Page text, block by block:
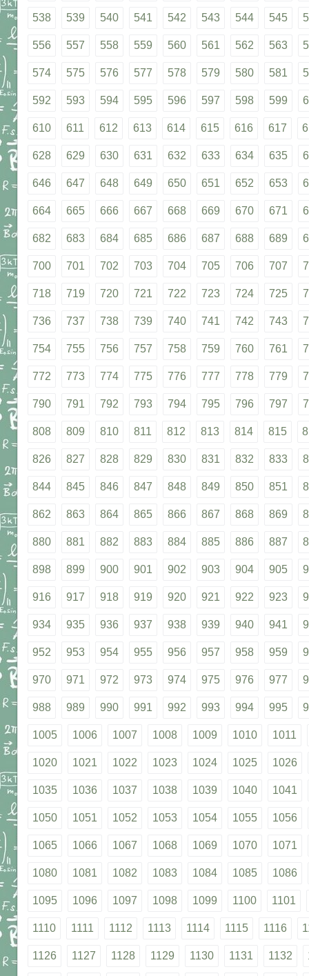
538 539 540 541 542 543 544 545
556 557 558 559 560 561 562 563
574 575 576 577 578 579 580 581
592 593 594 595 596 597 598 599
610 611 612 613 614 615 616 617
628 629 630 631 632 633 634 635
646 647 648 649 650 651 652 653
664 665 666 667 668 669 670 671
682 683 684 685 686 687 688 689
700 701 702 703 704 705 706 707
718 719 720 721 722 723 724 725
736 737 738 739 740 741 742 743
754 755 756 757 758 759 760 761
772 773 774 775 776 777 778 779
790 791 792 793 794 795 796 797
808 809 810 811 812 813 814 815
826 827 828 829 830 831 832 833
844 845 846 847 848 849 850 851
862 863 864 865 866 867 868 869
880 881 882 883 884 885 886 887
898 899 900 901 902 903 904 905
916 917 918 919 920 921 922 923
934 935 936 937 938 939 940 941
952 953 954 955 956 957 958 959
970 971 972 973 974 975 976 977
988 989 990 991 992 993 994 995
1005 1006 1007 1008 1009 1010 1011
1020 1021 1022 1023 1024 1025 1026
1035 1036 1037 1038 1039 1040 1041
1050 1051 1052 1053 1054 1055 1056
1065 1066 1067 1068 1069 1070 1071
1080 1081 1082 1083 1084 1085 1086
1095 1096 1097 1098 1099 1100 1101
1110 1111 1112 1113 1114 1115 1116
1126 1127 1128 1129 1130 1131 1132